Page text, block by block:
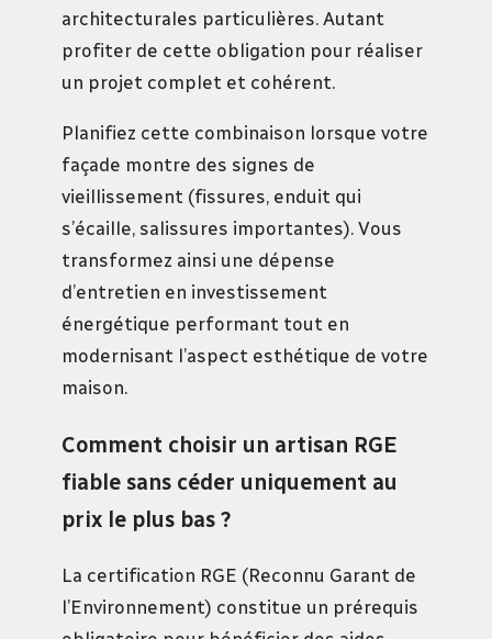
architecturales particulières. Autant
profiter de cette obligation pour réaliser
un projet complet et cohérent.
Planifiez cette combinaison lorsque votre
façade montre des signes de
vieillissement (fissures, enduit qui
s’écaille, salissures importantes). Vous
transformez ainsi une dépense
d’entretien en investissement
énergétique performant tout en
modernisant l’aspect esthétique de votre
maison.
Comment choisir un artisan RGE
fiable sans céder uniquement au
prix le plus bas ?
La certification RGE (Reconnu Garant de
l’Environnement) constitue un prérequis